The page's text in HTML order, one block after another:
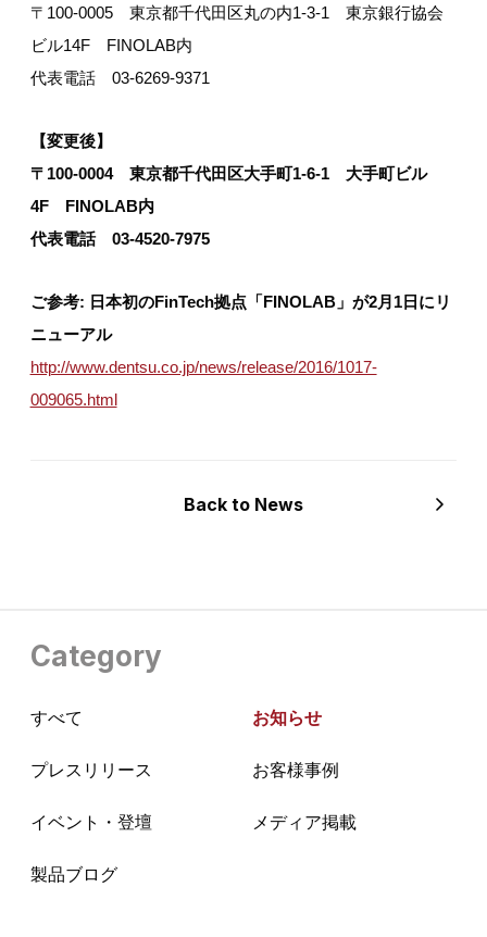
〒100-0005 東京都千代田区丸の内1-3-1 東京銀行協会
ビル14F FINOLAB内
代表電話 03-6269-9371
【変更後】
〒100-0004 東京都千代田区大手町1-6-1 大手町ビル
4F FINOLAB内
代表電話 03-4520-7975
ご参考: 日本初のFinTech拠点「FINOLAB」が2月1日にリ
ニューアル
http://www.dentsu.co.jp/news/release/2016/1017-
009065.html
Back to News
Category
すべて お知らせ
プレスリリース お客様事例
イベント・登壇 メディア掲載
製品ブログ